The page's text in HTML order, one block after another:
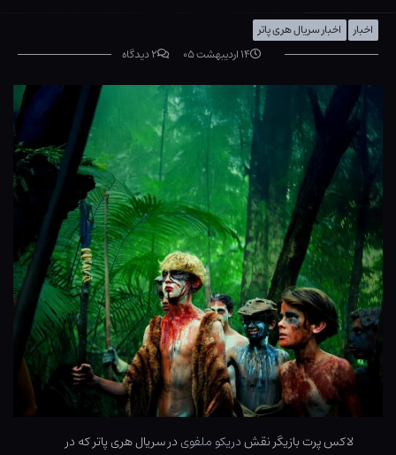
اخبار
اخبار سریال هری پاتر
۱۴ اردیبهشت ۰۵
۲ دیدگاه
لاکس پرت بازیگر نقشدریکو ملفویدر سریال هری پاتر که در